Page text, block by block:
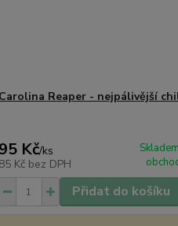
Carolina Reaper - nejpálivější
95 Kč/ks
85 Kč bez DPH
Přidat do košíku